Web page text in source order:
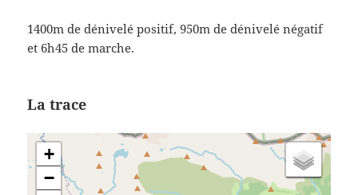
1400m de dénivelé positif, 950m de dénivelé négatif
et 6h45 de marche.
La trace
+
−